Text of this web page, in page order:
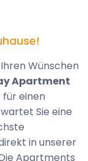
Wünschen
Apartment
einen
Sie eine
in unserer
Apartments